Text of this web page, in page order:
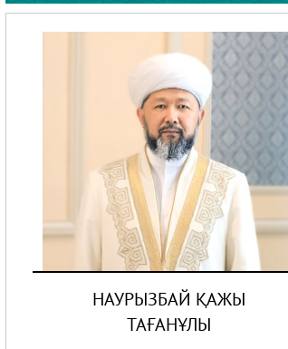
НАУРЫЗБАЙ ҚАЖЫ
ТАҒАНҰЛЫ